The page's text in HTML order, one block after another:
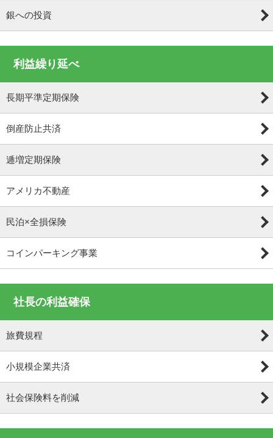
銀への投資
利益繰り延べ
長期平準定期保険
倒産防止共済
逓増定期保険
アメリカ不動産
民泊×全損保険
コインパーキング事業
社長の利益確保
旅費規程
小規模企業共済
社会保険料を削減